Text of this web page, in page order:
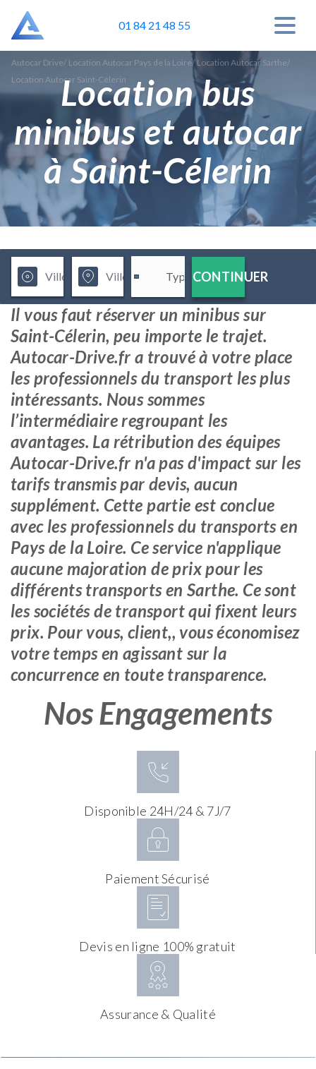
01 84 21 48 55
Autocar Drive/ Location Autocar Pays de la Loire/ Location Autocar Sarthe/
Location Autocar Saint-Célerin
Location bus
minibus et autocar
à Saint-Célerin
CONTINUER
Il vous faut réserver un minibus sur
Saint-Célerin, peu importe le trajet.
Autocar-Drive.fr a trouvé à votre place
les professionnels du transport les plus
intéressants. Nous sommes
l’intermédiaire regroupant les
avantages. La rétribution des équipes
Autocar-Drive.fr n'a pas d'impact sur les
tarifs transmis par devis, aucun
supplément. Cette partie est conclue
avec les professionnels du transports en
Pays de la Loire. Ce service n'applique
aucune majoration de prix pour les
différents transports en Sarthe. Ce sont
les sociétés de transport qui fixent leurs
prix. Pour vous, client,, vous économisez
votre temps en agissant sur la
concurrence en toute transparence.
Nos Engagements
Disponible 24H/24 & 7J/7
Paiement Sécurisé
Devis en ligne 100% gratuit
Assurance & Qualité